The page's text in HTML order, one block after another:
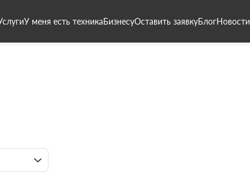
У меня есть техникаБизнесуОставить заявкуБлогНовости